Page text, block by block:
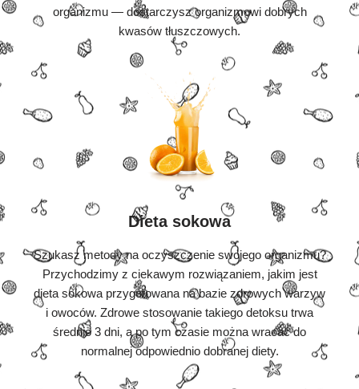
organizmu — dostarczysz organizmowi dobrych
kwasów tłuszczowych.
Dieta sokowa
Szukasz metody na oczyszczenie swojego organizmu?
Przychodzimy z ciekawym rozwiązaniem, jakim jest
dieta sokowa przygotowana na bazie zdrowych warzyw
i owoców. Zdrowe stosowanie takiego detoksu trwa
średnio 3 dni, a po tym czasie można wracać do
normalnej odpowiednio dobranej diety.